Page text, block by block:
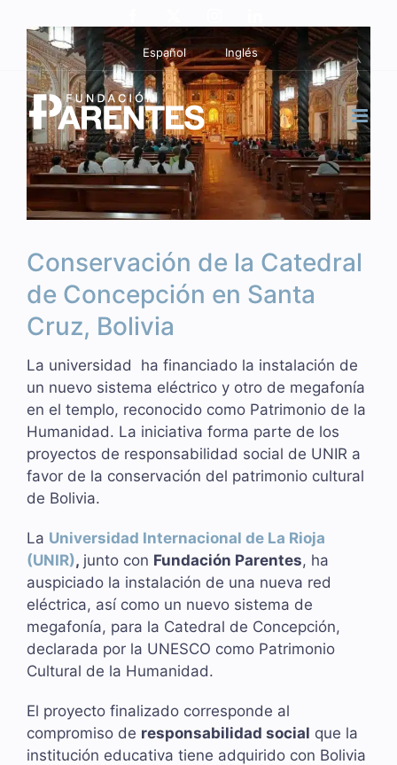
contenido
Español Inglés
Ver
imagen
más
grande
Conservación de la Catedral
de Concepción en Santa
Cruz, Bolivia
La universidad ha financiado la instalación de
un nuevo sistema eléctrico y otro de megafonía
en el templo, reconocido como Patrimonio de la
Humanidad. La iniciativa forma parte de los
proyectos de responsabilidad social de UNIR a
favor de la conservación del patrimonio cultural
de Bolivia.
La Universidad Internacional de La Rioja
(UNIR), junto con Fundación Parentes, ha
auspiciado la instalación de una nueva red
eléctrica, así como un nuevo sistema de
megafonía, para la Catedral de Concepción,
declarada por la UNESCO como Patrimonio
Cultural de la Humanidad.
El proyecto finalizado corresponde al
compromiso de responsabilidad social que la
institución educativa tiene adquirido con Bolivia